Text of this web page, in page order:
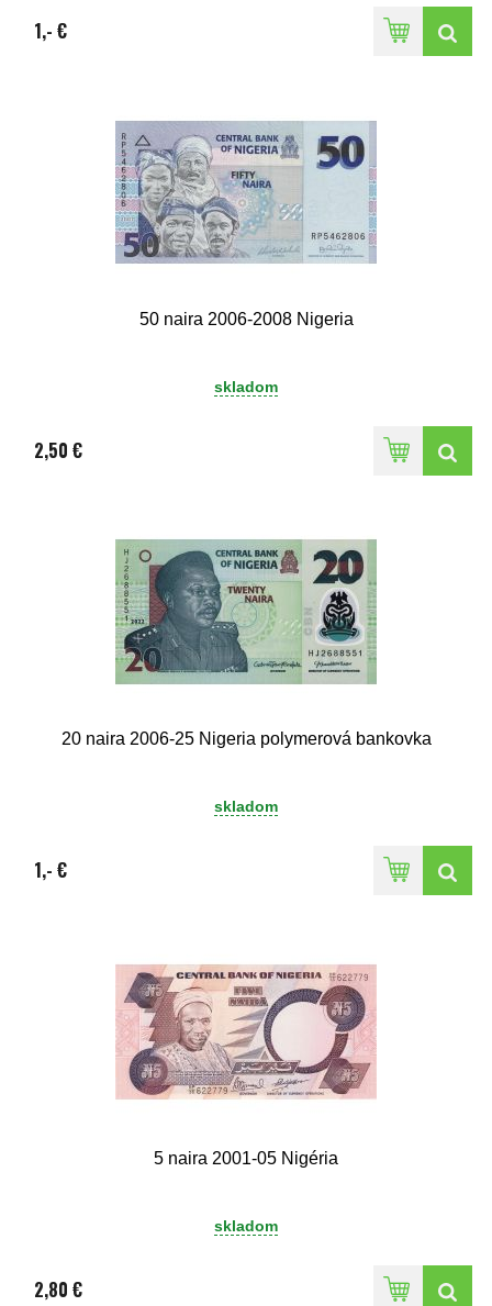
1,- €
50 naira 2006-2008 Nigeria
skladom
2,50 €
20 naira 2006-25 Nigeria polymerová bankovka
skladom
1,- €
5 naira 2001-05 Nigéria
skladom
2,80 €